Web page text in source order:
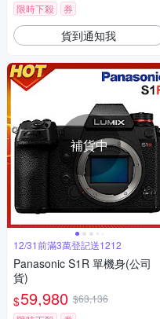
限時下殺
券
貨到通知我
補貨中
12/31前滿3萬登記送1212
Panasonic S1R 單機身(公司
貨)
$59,980 $63,136